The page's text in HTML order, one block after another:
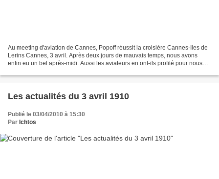
Au meeting d'aviation de Cannes, Popoff réussit la croisière Cannes-Iles de
Lerins Cannes, 3 avril. Après deux jours de mauvais temps, nous avons
enfin eu un bel après-midi. Aussi les aviateurs en ont-ils profité pour nous
Les actualités du 3 avril 1910
Publié le 03/04/2010 à 15:30
Par Ichtos